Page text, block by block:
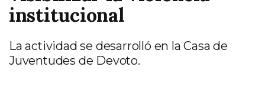
institucional
La actividad se desarrolló en la Casa de
Juventudes de Devoto.